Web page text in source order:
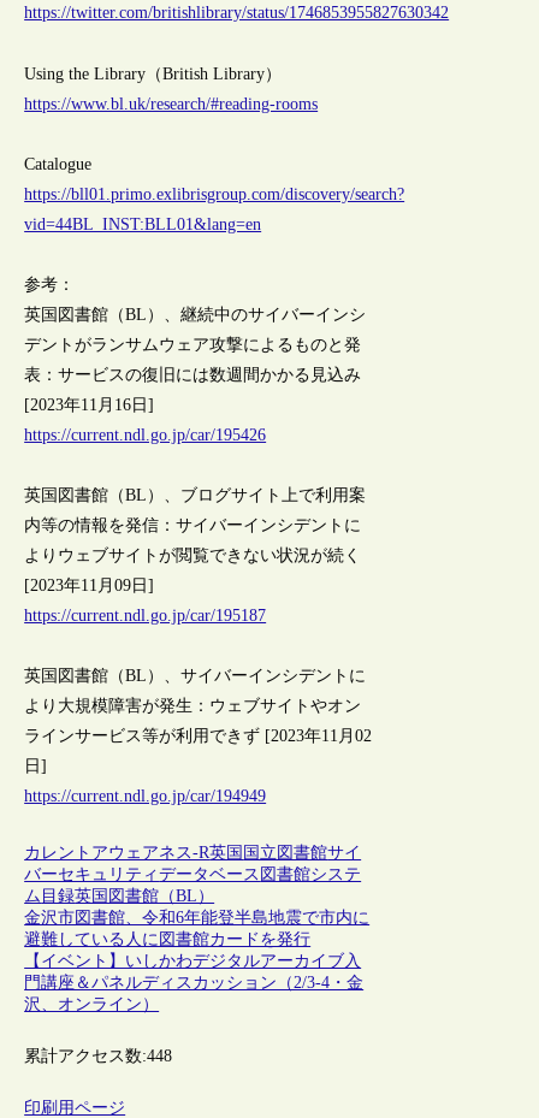
https://twitter.com/britishlibrary/status/1746853955827630342
Using the Library（British Library）
https://www.bl.uk/research/#reading-rooms
Catalogue
https://bll01.primo.exlibrisgroup.com/discovery/search?
vid=44BL_INST:BLL01&lang=en
参考：
英国図書館（BL）、継続中のサイバーインシ
デントがランサムウェア攻撃によるものと発
表：サービスの復旧には数週間かかる見込み
[2023年11月16日]
https://current.ndl.go.jp/car/195426
英国図書館（BL）、ブログサイト上で利用案
内等の情報を発信：サイバーインシデントに
よりウェブサイトが閲覧できない状況が続く
[2023年11月09日]
https://current.ndl.go.jp/car/195187
英国図書館（BL）、サイバーインシデントに
より大規模障害が発生：ウェブサイトやオン
ラインサービス等が利用できず [2023年11月02
日]
https://current.ndl.go.jp/car/194949
カレントアウェアネス-R英国 国立図書館サイ
バーセキュリティデータベース 図書館システ
ム 目録英国図書館（BL）
金沢市図書館、令和6年能登半島地震で市内に
避難している人に図書館カードを発行
【イベント】いしかわデジタルアーカイブ入
門講座＆パネルディスカッション（2/3-4・金
沢、オンライン）
累計アクセス数:448
印刷用ページ